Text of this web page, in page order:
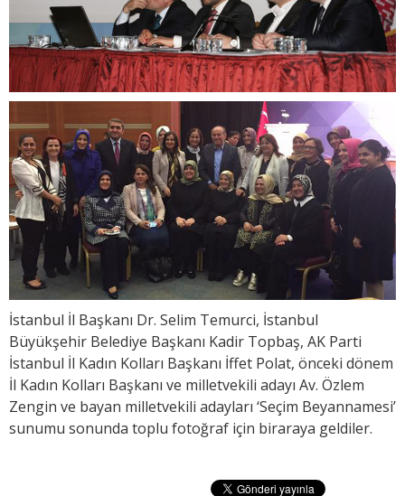
İstanbul İl Başkanı Dr. Selim Temurci, İstanbul
Büyükşehir Belediye Başkanı Kadir Topbaş, AK Parti
İstanbul İl Kadın Kolları Başkanı İffet Polat, önceki dönem
İl Kadın Kolları Başkanı ve milletvekili adayı Av. Özlem
Zengin ve bayan milletvekili adayları ‘Seçim Beyannamesi’
sunumu sonunda toplu fotoğraf için biraraya geldiler.